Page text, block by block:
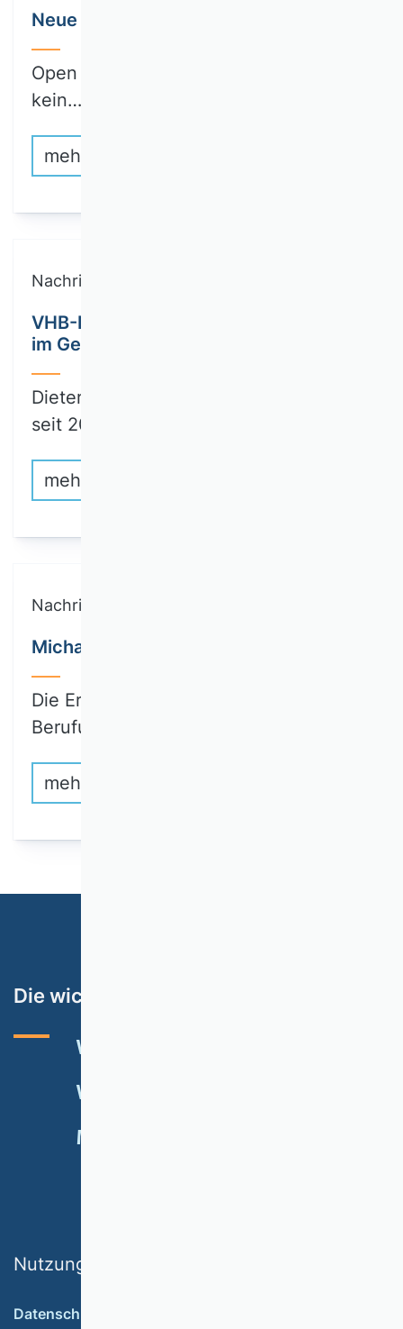
Neue Arbeitsgruppe Open Science
Open Science kommt. Open Science ist
kein…
mehr erfahren
Nachrichten
VHB-Ehrenmitglieder 2024 und 2025
im Gespräch
Dieter Sadowski (VHB-Ehrenmitglied
seit 2024),…
mehr erfahren
Nachricht
Michael Wolff in den RatSWD gewählt
Die Ergebnisse der Wahl der
Berufungsvorschläge…
mehr erfahren
Die wichtigsten Themen
VHB-RATING 2024
VERANSTALTUNGEN
MITGLIED WERDEN
Nutzungsbedingungen
Datenschutz